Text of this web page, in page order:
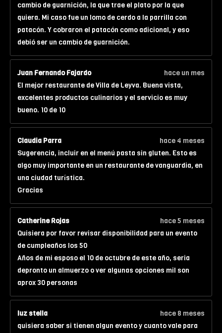
cambio de guarnición, la que trae el plato por la que
quiera. Mi caso fue un lomo de cerdo a la parrilla con
patacón. Y cobraron el patacón como adicional, y eso
debió ser un cambio de guarnición.
Juan Fernando Fajardo
hace un mes
El mejor restaurante de Villa de Leyva. Buena vista,
excelentes productos culinarios y el servicio es muy
bueno. 10 de 10
Claudia Parra
hace 4 meses
Sugerencia, incluir en el menú pasta sin gluten. Esto es
algo muy importante en un restaurante de vanguardia, en
una ciudad turística.
Gracias
Catherine Rojas
hace 5 meses
Quisiera por favor revisar disponibilidad para un evento
de cumpleaños los 50
Años de mi esposo el 10 de octubre de este año, seria
depronto un almuerzo o ver algunas opciones mil son
aprox 30 personas
luz stella
hace 8 meses
quisiera saber si tienen algun evento y cuanto vale para